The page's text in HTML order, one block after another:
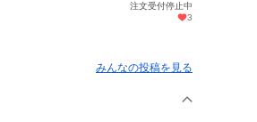
注文受付停止中
3
みんなの投稿を見る